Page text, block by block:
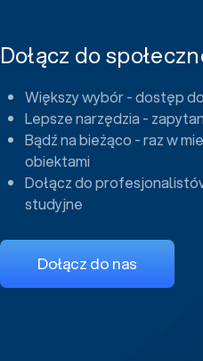
Dołącz do
Większy wybór - dostęp
Lepsze narzędzia -
Bądź na bieżąco - raz w
obiektami
Dołącz do
studyjne
Dołącz do nas